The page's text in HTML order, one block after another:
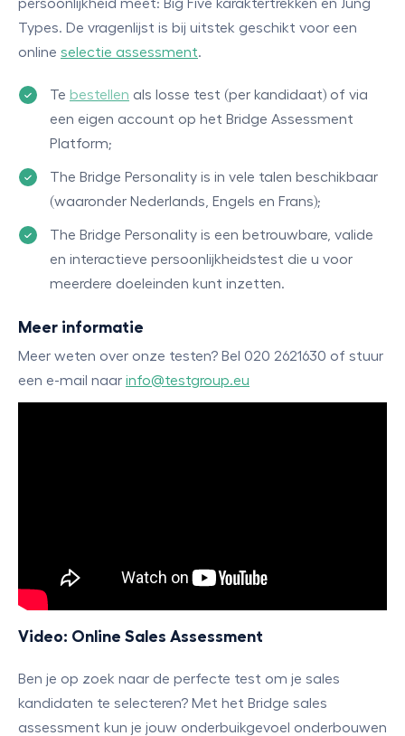
persoonlijkheid meet: Big Five karaktertrekken en Jung
Types. De vragenlijst is bij uitstek geschikt voor een
online selectie assessment.
Te bestellen als losse test (per kandidaat) of via
een eigen account op het Bridge Assessment
Platform;
The Bridge Personality is in vele talen beschikbaar
(waaronder Nederlands, Engels en Frans);
The Bridge Personality is een betrouwbare, valide
en interactieve persoonlijkheidstest die u voor
meerdere doeleinden kunt inzetten.
Meer informatie
Meer weten over onze testen? Bel 020 2621630 of stuur
een e-mail naar info@testgroup.eu
Video: Online Sales Assessment
Ben je op zoek naar de perfecte test om je sales
kandidaten te selecteren? Met het Bridge sales
assessment kun je jouw onderbuikgevoel onderbouwen